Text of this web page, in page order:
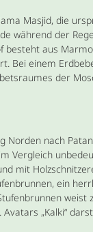
Masjid, die
während der
besteht aus
Bei einem
der
Norden nach
Vergleich
mit
ein
„Kalki“